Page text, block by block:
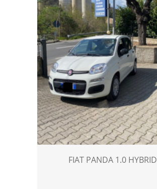
FIAT PANDA 1.0 HYBRID